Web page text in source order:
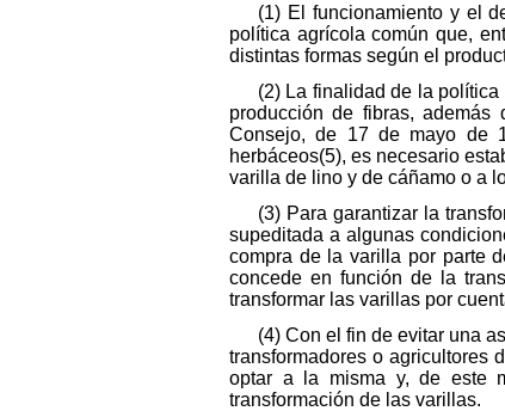
(1) El funcionamiento y el
política agrícola común que,
distintas formas según el
(2) La finalidad de la
producción de fibras, además
Consejo, de 17 de mayo de
herbáceos(5), es necesario
varilla de lino y de cáñamo o a
(3) Para garantizar la
supeditada a algunas
compra de la varilla por parte
concede en función de la
transformar las varillas por
(4) Con el fin de evitar una
transformadores o agricultores
optar a la misma y, de este
transformación de las varillas.